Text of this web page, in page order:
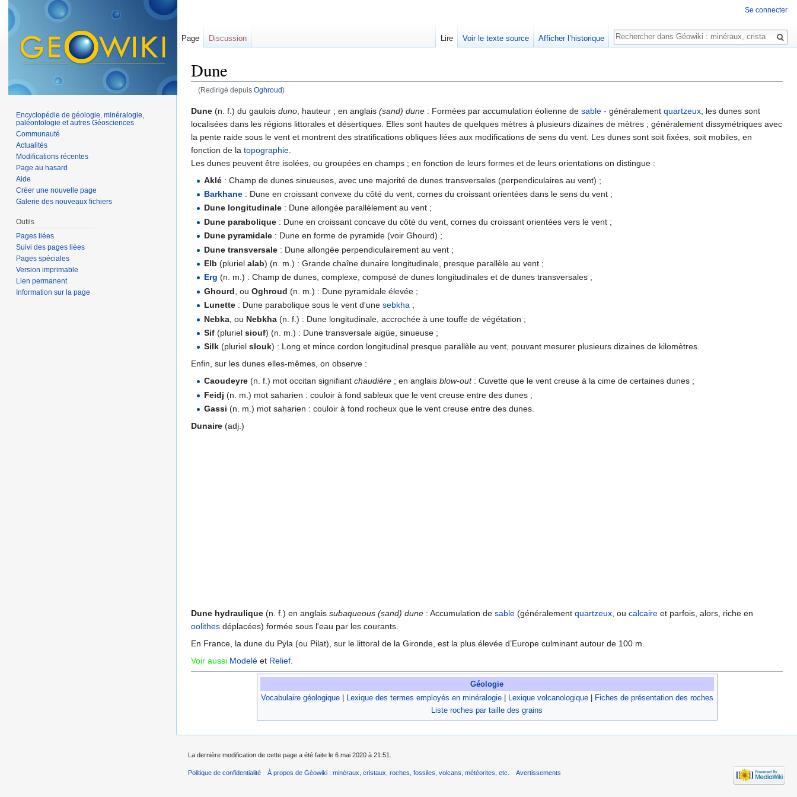
Dune
(Redirigé depuis Oghroud)
Dune (n. f.) du gaulois duno , hauteur ; en anglais (sand) dune : Formées par accumulation éolienne de sable - généralement quartzeux , les dunes sont
localisées dans les régions littorales et désertiques. Elles sont hautes de quelques mètres à plusieurs dizaines de mètres ; généralement dissymétriques avec
la pente raide sous le vent et montrent des stratifications obliques liées aux modifications de sens du vent. Les dunes sont soit fixées, soit mobiles, en
fonction de la topographie
Les dunes peuvent être isolées, ou groupées en champs ; en fonction de leurs formes et de leurs orientations on distingue :
Aklé : Champ de dunes sinueuses, avec une majorité de dunes transversales (perpendiculaires au vent) ;
Barkhane : Dune en croissant convexe du côté du vent, cornes du croissant orientées dans le sens du vent ;
Dune longitudinale : Dune allongée parallèlement au vent ;
Dune parabolique : Dune en croissant concave du côté du vent, cornes du croissant orientées vers le vent ;
Dune pyramidale : Dune en forme de pyramide (voir Ghourd) ;
Dune transversale : Dune allongée perpendiculairement au vent ;
Elb (plurielalab) (n. m.) : Grande chaîne dunaire longitudinale, presque parallèle au vent ;
Erg (n. m.) : Champ de dunes, complexe, composé de dunes longitudinales et de dunes transversales ;
Ghourd , ouOghroud (n. m.) : Dune pyramidale élevée ;
Lunette : Dune parabolique sous le vent d'unesebkha ;
Nebka , ou Nebkha (n. f.) : Dune longitudinale, accrochée à une touffe de végétation ;
Sif (plurielsiouf) (n. m.) : Dune transversale aigüe, sinueuse ;
Silk (plurielslouk) : Long et mince cordon longitudinal presque parallèle au vent, pouvant mesurer plusieurs dizaines de kilomètres.
Enfin, sur les dunes elles-mêmes, on observe :
Caoudeyre (n. f.) mot occitan signifiantchaudière ; en anglaisblow-out: Cuvette que le vent creuse à la cime de certaines dunes ;
Feidj (n. m.) mot saharien : couloir à fond sableux que le vent creuse entre des dunes ;
Gassi (n. m.) mot saharien : couloir à fond rocheux que le vent creuse entre des dunes.
Dunaire (adj.)
Dune hydraulique (n. f.) en anglais subaqueous (sand) dune : Accumulation de sable (généralement quartzeux , ou calcaire et parfois, alors, riche en
oolithes déplacées) formée sous l'eau par les courants.
En France, la dune du Pyla (ou Pilat), sur le littoral de la Gironde, est la plus élevée d’Europe culminant autour de 100 m.
Voir aussi Modelé et Relief
Géologie
Vocabulaire géologique| Lexique des termes employés en minéralogie| Lexique volcanologique|
Fiches de présentation des roches
Liste roches par taille des grains
Se connecter
Page Discussion Lire Voir le texte source Afficher l’historique
Rechercher
Encyclopédie de géologie, minéralogie,
paléontologie et autres Géosciences
Communauté
Actualités
Modifications récentes
Page au hasard
Aide
Créer une nouvelle page
Galerie des nouveaux fichiers
Outils
Pages liées
Suivi des pages liées
Pages spéciales
Version imprimable
Lien permanent
Information sur la page
La dernière modification de cette page a été faite le 6 mai 2020 à 21:51.
Politique de confidentialité À propos de Géowiki : minéraux, cristaux, roches, fossiles, volcans, météorites, etc. Avertissements